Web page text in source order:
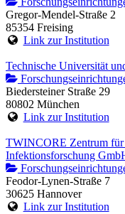
Gregor-Mendel-Straße 2
85354 Freising
Link zur Institution
Technische Universität
Biedersteiner Straße 29
80802 München
Link zur Institution
TWINCORE Zentrum
Infektionsforschung
Feodor-Lynen-Straße 7
30625 Hannover
Link zur Institution